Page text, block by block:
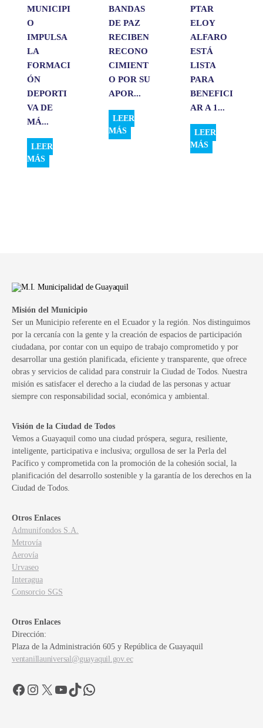
MUNICIPI
O
IMPULSA
LA
FORMACI
ÓN
DEPORTI
VA DE
MÁ...
LEER
MÁS
BANDAS
DE PAZ
RECIBEN
RECONO
CIMIENT
O POR SU
APOR...
LEER
MÁS
PTAR
ELOY
ALFARO
ESTÁ
LISTA
PARA
BENEFICI
AR A 1...
LEER
MÁS
Misión del Municipio
Ser un Municipio referente en el Ecuador y la región. Nos distinguimos
por la cercanía con la gente y la creación de espacios de participación
ciudadana, por contar con un equipo de trabajo comprometido y por
desarrollar una gestión planificada, eficiente y transparente, que ofrece
obras y servicios de calidad para construir la Ciudad de Todos. Nuestra
misión es satisfacer el derecho a la ciudad de las personas y actuar
siempre con responsabilidad social, económica y ambiental.
Visión de la Ciudad de Todos
Vemos a Guayaquil como una ciudad próspera, segura, resiliente,
inteligente, participativa e inclusiva; orgullosa de ser la Perla del
Pacífico y comprometida con la promoción de la cohesión social, la
planificación del desarrollo sostenible y la garantía de los derechos en la
Ciudad de Todos.
Otros Enlaces
Admunifondos S.A.
Metrovía
Aerovía
Urvaseo
Interagua
Consorcio SGS
Otros Enlaces
Dirección:
Plaza de la Administración 605 y República de Guayaquil
ventanillauniversal@guayaquil.gov.ec
FacebookInstagram
X YouTube
TikTokWhatsApp